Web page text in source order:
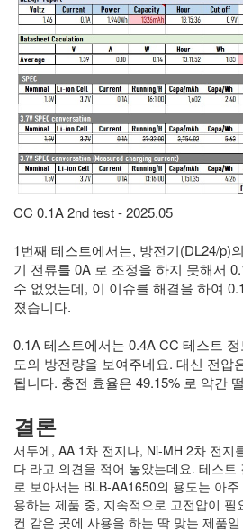
CC 0.1A 2nd test - 2025.05
1번째 테스트에서는, 방전기(DL24/p)
기 전류를 0A 로 조정을 하지 못해서
수 없었는데, 이 이슈를 해결을 하여
졌습니다.
0.1A 테스트에서는 0.4A CC 테스트
도의 방전량을 보여주네요. 대신 전압
됩니다. 충전 효율은 49.15% 로 약간
결론
서두에, AA 1차 전지나, Ni-MH 2차 전지
다 라고 의견을 적어 놓았는데요. 테스
로 보아서는 BLB-AA1650의 용도는 아
용하는 제품 중, 지속적으로 고전압이 필
컨 같은 곳에 사용을 하는 딱 맞는 제품